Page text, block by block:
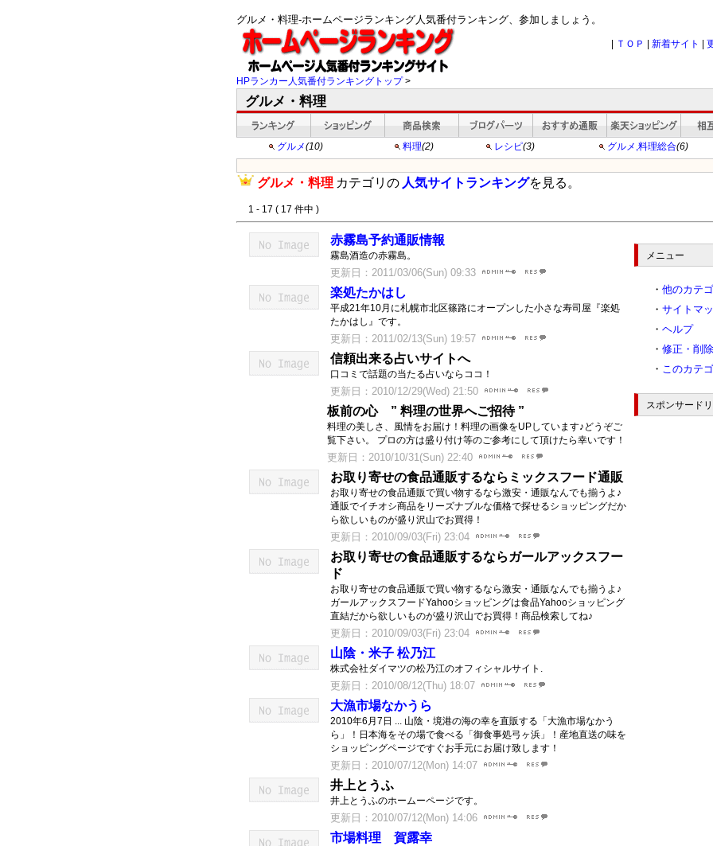
グルメ・料理-ホームページランキング人気番付ランキング、参加しましょう。
ＴＯＰ 新着サイト
HPランカー人気番付ランキングトップ>
グルメ・料理
グルメ(10) 料理(2) レシピ(3) グルメ,料理総合(6)
グルメ・料理 カテゴリの 人気サイトランキングを見る。
1 - 17 ( 17 件中 )
赤霧島予約通販情報
霧島酒造の赤霧島。
更新日：2011/03/06(Sun) 09:33
楽処たかはし
平成21年10月に札幌市北区篠路にオープンした小さな寿司屋『楽処
たかはし』です。
更新日：2011/02/13(Sun) 19:57
信頼出来る占いサイトへ
口コミで話題の当たる占いならココ！
更新日：2010/12/29(Wed) 21:50
板前の心 ” 料理の世界へご招待 ”
料理の美しさ、風情をお届け！料理の画像をUPしています♪どうぞご
覧下さい。 プロの方は盛り付け等のご参考にして頂けたら幸いです！
更新日：2010/10/31(Sun) 22:40
お取り寄せの食品通販するならミックスフード通販
お取り寄せの食品通販で買い物するなら激安・通販なんでも揃うよ♪
通販でイチオシ商品をリーズナブルな価格で探せるショッピングだか
ら欲しいものが盛り沢山でお買得！
更新日：2010/09/03(Fri) 23:04
お取り寄せの食品通販するならガールアックスフー
ド
お取り寄せの食品通販で買い物するなら激安・通販なんでも揃うよ♪
ガールアックスフードYahooショッピングは食品Yahooショッピング
直結だから欲しいものが盛り沢山でお買得！商品検索してね♪
更新日：2010/09/03(Fri) 23:04
山陰・米子 松乃江
株式会社ダイマツの松乃江のオフィシャルサイト.
更新日：2010/08/12(Thu) 18:07
大漁市場なかうら
2010年6月7日 ... 山陰・境港の海の幸を直販する「大漁市場なかう
ら」！日本海をその場で食べる「御食事処弓ヶ浜」！産地直送の味を
ショッピングページですぐお手元にお届け致します！
更新日：2010/07/12(Mon) 14:07
井上とうふ
井上とうふのホームーページです。
更新日：2010/07/12(Mon) 14:06
市場料理 賀露幸
メニュー
・ 他のカテ
・ サイトマ
・ ヘルプ
・ 修正・削除
・ このカテ
スポンサード